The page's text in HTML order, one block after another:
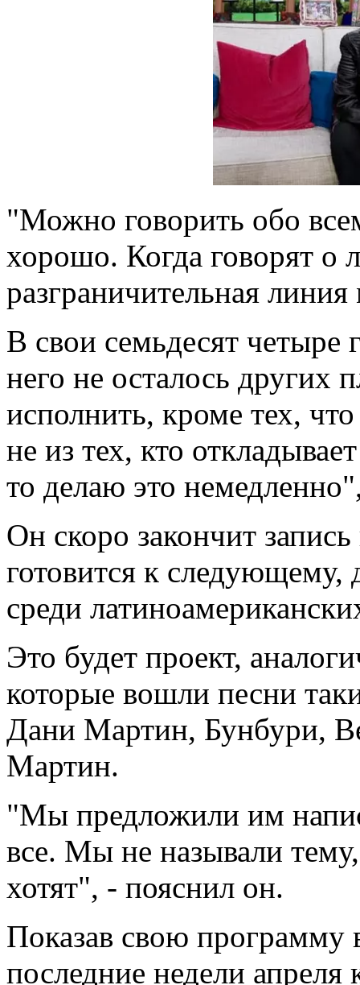
"Можно говорить обо
хорошо. Когда говорят о
разграничительная
В свои семьдесят четыре
него не осталось других
исполнить, кроме тех,
не из тех, кто
то делаю это
Он скоро закончит
готовится к следующему,
среди
Это будет проект,
которые вошли песни
Дани Мартин, Бунбури,
Мартин.
"Мы предложили им
все. Мы не называли
хотят", - пояснил он.
Показав свою программу
последние недели апреля